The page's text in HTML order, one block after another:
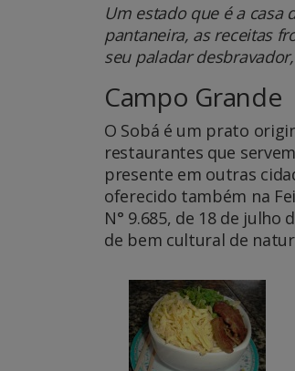
Um estado que é a
pantaneira, as receitas
seu paladar
Campo Grande
O Sobá é um prato
restaurantes que
presente em outras
oferecido também na
N° 9.685, de 18 de
de bem cultural de